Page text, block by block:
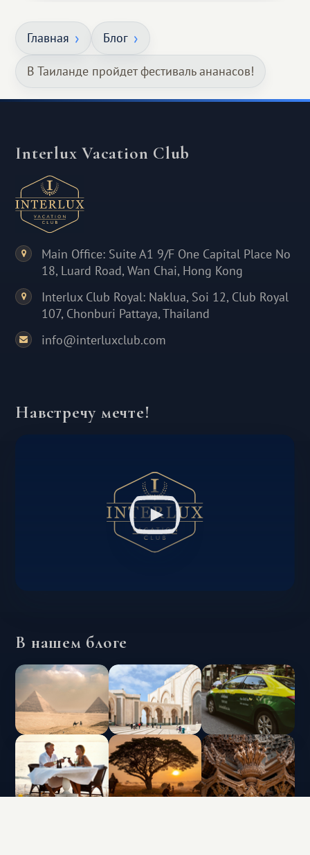
Главная Блог
В Таиланде пройдет фестиваль ананасов!
Interlux Vacation Club
Main Office: Suite A1 9/F One Capital Place No
18, Luard Road, Wan Chai, Hong Kong
Interlux Club Royal: Naklua, Soi 12, Club Royal
107, Chonburi Pattaya, Thailand
info@interluxclub.com
Навстречу мечте!
В нашем блоге